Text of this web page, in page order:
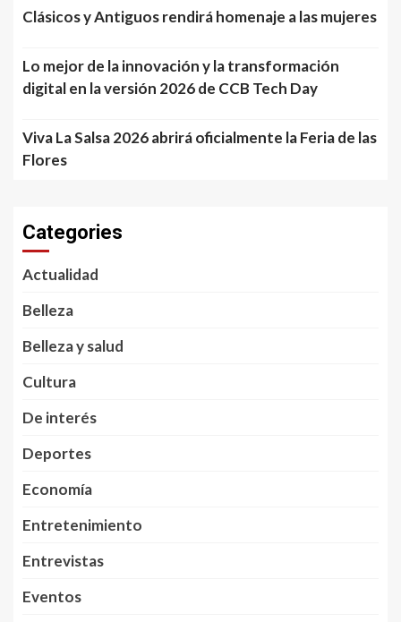
Clásicos y Antiguos rendirá homenaje a las mujeres
Lo mejor de la innovación y la transformación
digital en la versión 2026 de CCB Tech Day
Viva La Salsa 2026 abrirá oficialmente la Feria de las
Flores
Categories
Actualidad
Belleza
Belleza y salud
Cultura
De interés
Deportes
Economía
Entretenimiento
Entrevistas
Eventos